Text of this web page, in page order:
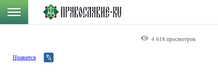
4 618 просмотров
Нравится